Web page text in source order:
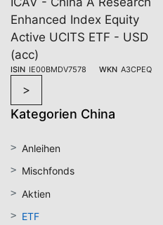
Enhanced Index Equity
Active UCITS ETF - USD
(acc)
ISIN IE00BMDV7578 WKN A3CPEQ
>
Kategorien China
Anleihen
Mischfonds
Aktien
ETF